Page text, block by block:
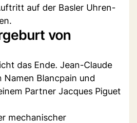
auf der Basler Uhren-
von
das Ende. Jean-Claude
Namen Blancpain und
Partner Jacques Piguet
mechanischer